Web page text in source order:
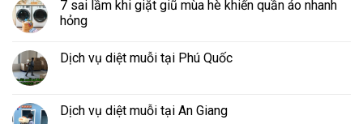
7 sai lầm khi giặt giũ mùa hè khiến quần áo nhanh
hỏng
Dịch vụ diệt muỗi tại Phú Quốc
Dịch vụ diệt muỗi tại An Giang